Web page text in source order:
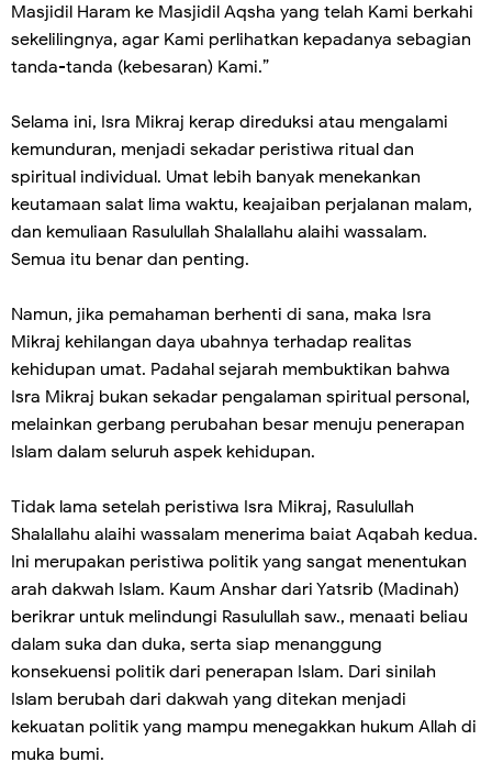
Masjidil Haram ke Masjidil Aqsha yang telah Kami berkahi
sekelilingnya, agar Kami perlihatkan kepadanya sebagian
tanda-tanda (kebesaran) Kami.”
Selama ini, Isra Mikraj kerap direduksi atau mengalami
kemunduran, menjadi sekadar peristiwa ritual dan
spiritual individual. Umat lebih banyak menekankan
keutamaan salat lima waktu, keajaiban perjalanan malam,
dan kemuliaan Rasulullah Shalallahu alaihi wassalam.
Semua itu benar dan penting.
Namun, jika pemahaman berhenti di sana, maka Isra
Mikraj kehilangan daya ubahnya terhadap realitas
kehidupan umat. Padahal sejarah membuktikan bahwa
Isra Mikraj bukan sekadar pengalaman spiritual personal,
melainkan gerbang perubahan besar menuju penerapan
Islam dalam seluruh aspek kehidupan.
Tidak lama setelah peristiwa Isra Mikraj, Rasulullah
Shalallahu alaihi wassalam menerima baiat Aqabah kedua.
Ini merupakan peristiwa politik yang sangat menentukan
arah dakwah Islam. Kaum Anshar dari Yatsrib (Madinah)
berikrar untuk melindungi Rasulullah saw., menaati beliau
dalam suka dan duka, serta siap menanggung
konsekuensi politik dari penerapan Islam. Dari sinilah
Islam berubah dari dakwah yang ditekan menjadi
kekuatan politik yang mampu menegakkan hukum Allah di
muka bumi.